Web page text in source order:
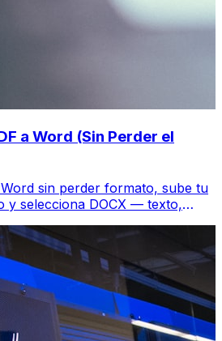
a Word (Sin Perder el
sin perder formato, sube tu
y selecciona DOCX — texto,